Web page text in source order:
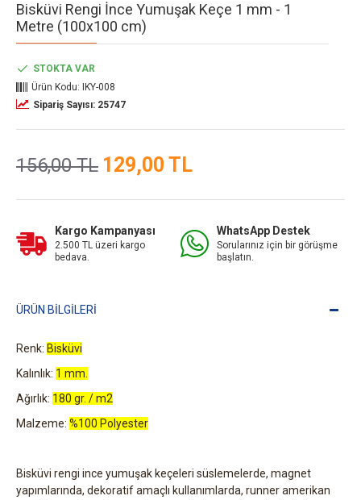
Bisküvi Rengi İnce Yumuşak Keçe 1 mm - 1
Metre (100x100 cm)
129,00 TL
156,00 TL
STOKTA VAR
Ürün Kodu:
IKY-008
Sipariş Sayısı: 25747
Kargo Kampanyası
2.500 TL üzeri kargo
bedava.
WhatsApp Destek
Sorularınız için bir görüşme
başlatın.
ÜRÜN BILGILERI
Renk: Bisküvi
Kalınlık: 1 mm.
Ağırlık: 180 gr. / m2
Malzeme: %100 Polyester
Bisküvi rengi ince yumuşak keçeleri süslemelerde, magnet
yapımlarında, dekoratif amaçlı kullanımlarda, runner amerikan